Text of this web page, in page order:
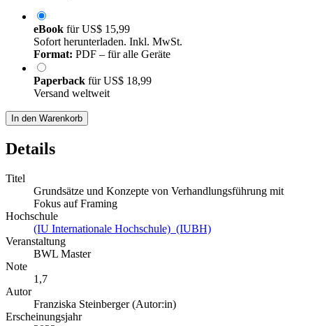
eBook fürUS$ 15,99
Sofort herunterladen. Inkl. MwSt.
Format: PDF – für alle Geräte
Paperback fürUS$ 18,99
Versand weltweit
In den Warenkorb
Details
Titel
Grundsätze und Konzepte von Verhandlungsführung mit
Fokus auf Framing
Hochschule
(IU Internationale Hochschule) (IUBH)
Veranstaltung
BWL Master
Note
1,7
Autor
Franziska Steinberger (Autor:in)
Erscheinungsjahr